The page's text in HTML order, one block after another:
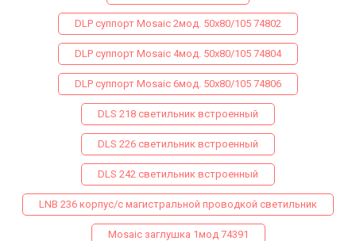
DLP суппорт Mosaic 2мод. 50х80/105 74802
DLP суппорт Mosaic 4мод. 50х80/105 74804
DLP суппорт Mosaic 6мод. 50х80/105 74806
DLS 218 светильник встроенный
DLS 226 светильник встроенный
DLS 242 светильник встроенный
LNB 236 корпус/с магистральной проводкой светильник
Mosaic заглушка 1мод 74391